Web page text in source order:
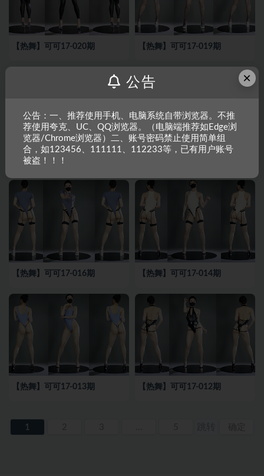
【热舞】可可17-020期 【热舞】可可17-019期
【热舞】可可17-018期
【热舞】可可17-016期 【热舞】可可17-014期
【热舞】可可17-013期 【热舞】可可17-012期
1
×
公告
公告：一、推荐使用手机、电脑系统自带浏览器。不推
荐使用夸克、UC、QQ浏览器。（电脑端推荐如Edge浏
览器/Chrome浏览器）二、账号密码禁止使用简单组
合，如123456、111111、112233等，已有用户账号
被盗！！！